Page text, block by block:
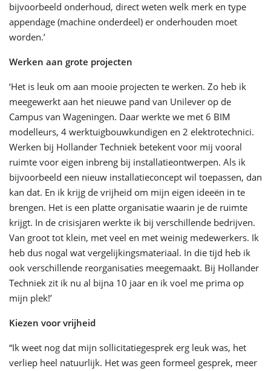
bijvoorbeeld onderhoud, direct weten welk merk en type
appendage (machine onderdeel) er onderhouden moet
worden.’
Werken aan grote projecten
‘Het is leuk om aan mooie projecten te werken. Zo heb ik
meegewerkt aan het nieuwe pand van Unilever op de
Campus van Wageningen. Daar werkte we met 6 BIM
modelleurs, 4 werktuigbouwkundigen en 2 elektrotechnici.
Werken bij Hollander Techniek betekent voor mij vooral
ruimte voor eigen inbreng bij installatieontwerpen. Als ik
bijvoorbeeld een nieuw installatieconcept wil toepassen, dan
kan dat. En ik krijg de vrijheid om mijn eigen ideeën in te
brengen. Het is een platte organisatie waarin je de ruimte
krijgt. In de crisisjaren werkte ik bij verschillende bedrijven.
Van groot tot klein, met veel en met weinig medewerkers. Ik
heb dus nogal wat vergelijkingsmateriaal. In die tijd heb ik
ook verschillende reorganisaties meegemaakt. Bij Hollander
Techniek zit ik nu al bijna 10 jaar en ik voel me prima op
mijn plek!’
Kiezen voor vrijheid
“Ik weet nog dat mijn sollicitatiegesprek erg leuk was, het
verliep heel natuurlijk. Het was geen formeel gesprek, meer